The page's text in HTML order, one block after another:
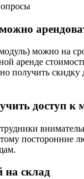
можно на
аренде
получить скидку
доступ к
посторонние
на склад